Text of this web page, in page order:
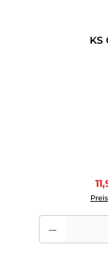
KS
Produkt Anzahl: